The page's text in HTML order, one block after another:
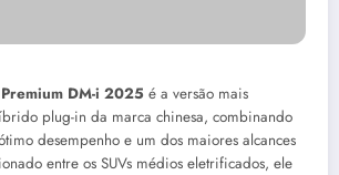
DM-i 2025 é a versão mais
plug-in da marca chinesa, combinando
desempenho e um dos maiores alcances
entre os SUVs médios eletrificados, ele